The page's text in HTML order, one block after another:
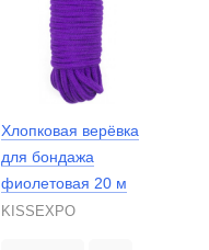
Хлопковая верёвка
для бондажа
фиолетовая 20 м
KISSEXPO